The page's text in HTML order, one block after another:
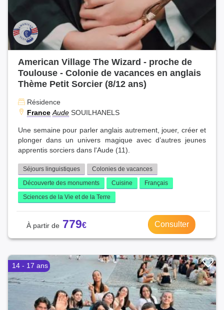
American Village The Wizard - proche de
Toulouse - Colonie de vacances en anglais
Thème Petit Sorcier (8/12 ans)
Résidence
France Aude SOUILHANELS
Une semaine pour parler anglais autrement, jouer, créer et
plonger dans un univers magique avec d’autres jeunes
apprentis sorciers dans l'Aude (11).
Séjours linguistiques
Colonies de vacances
Découverte des monuments
Cuisine
Français
Sciences de la Vie et de la Terre
779 Consulter
14 - 17 ans